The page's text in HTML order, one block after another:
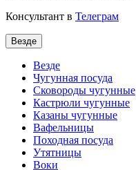
Консультант в Телеграм
Везде
Везде
Чугунная посуда
Сковороды чугунные
Кастрюли чугунные
Казаны чугунные
Вафельницы
Походная посуда
Утятницы
Bоки